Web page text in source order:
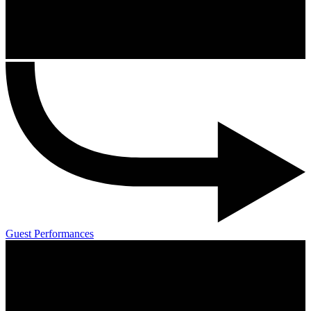
Guest Performances